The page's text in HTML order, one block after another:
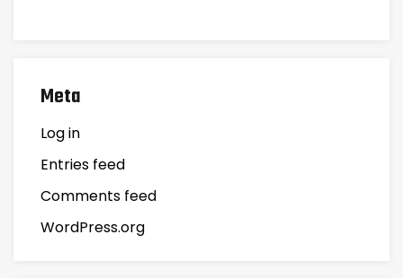
Meta
Log in
Entries feed
Comments feed
WordPress.org